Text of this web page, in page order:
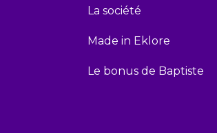
La société
Made in Eklore
Le bonus de Baptiste